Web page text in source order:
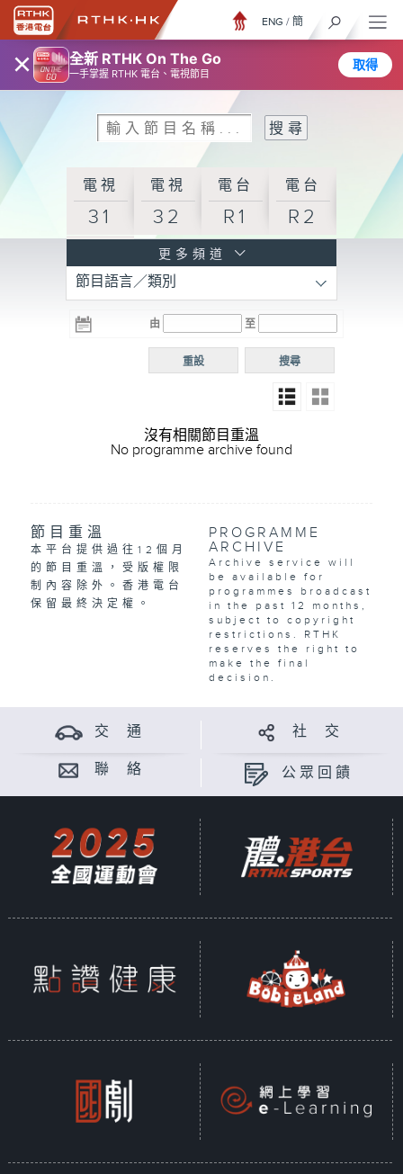
× 全新 RTHK On The Go
一手掌握 RTHK 電台、電視節目
取得
ENG / 簡
電視
31
電視
32
電台
R1
電台
R2
R3
電台 電台
R5
電台
普通
更多頻道
節目語言／類別
由 至
搜尋
重設
沒有相關節目重溫
No programme archive found
節目重溫
本平台提供過往12個月
的節目重溫，受版權限
制內容除外。香港電台
保留最終決定權。
PROGRAMME
ARCHIVE
Archive service will
be available for
programmes broadcast
in the past 12 months,
subject to copyright
restrictions. RTHK
reserves the right to
make the final
decision.
交 通 社 交
聯 絡 公眾回饋